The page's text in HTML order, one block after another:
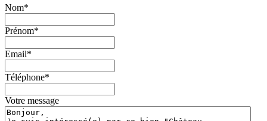
Nom*
Prénom*
Email*
Téléphone*
Votre message